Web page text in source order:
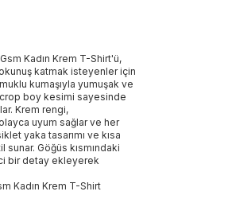
Kadın Krem T-Shirt'ü,
katmak isteyenler için
kumaşıyla yumuşak ve
boy kesimi sayesinde
Krem rengi,
uyum sağlar ve her
yaka tasarımı ve kısa
Göğüs kısmındaki
bir detay ekleyerek
Kadın Krem T-Shirt